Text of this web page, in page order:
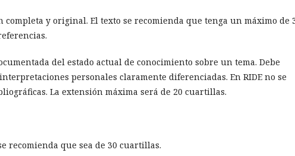
y original. El texto se recomienda que tenga un máximo de
del estado actual de conocimiento sobre un tema. Debe
personales claramente diferenciadas. En RIDE no se
La extensión máxima será de 20 cuartillas.
recomienda que sea de 30 cuartillas.